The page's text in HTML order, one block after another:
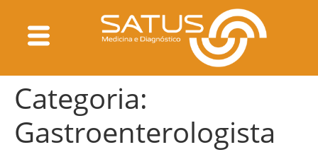
Categoria:
Gastroenterologista